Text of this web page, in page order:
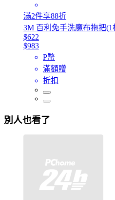
滿2件享88折
3M 百利免手洗魔布拖把(1
$622
$983
P幣
滿額贈
折扣
別人也看了